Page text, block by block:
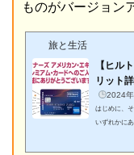
ものがバージョン
旅と生活
【ヒル
リット
2024
はじめに、
いずれかに